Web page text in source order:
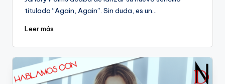
titulado “Again, Again”. Sin duda, es un…
Leer más